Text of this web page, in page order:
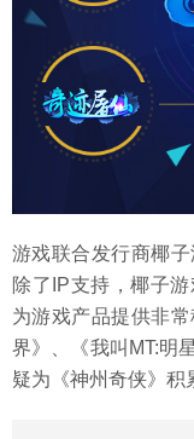
游戏联合发行商椰
除了IP支持，椰子
为游戏产品提供非
界》、《我叫MT:明
疑为《神州奇侠》积